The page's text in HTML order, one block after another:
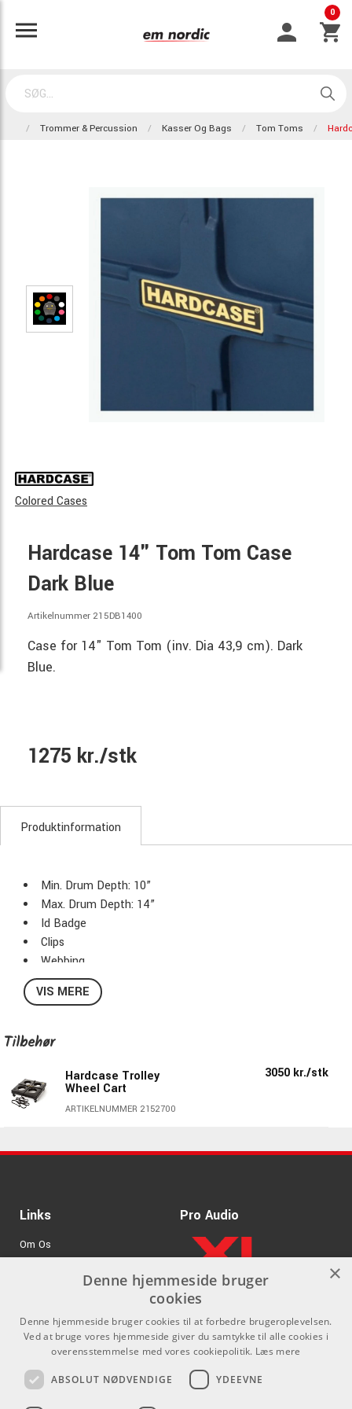
0
Trommer & Percussion Kasser Og Bags Tom Toms
Colored Cases
Hardcase 14" Tom Tom Case
Dark Blue
Artikelnummer 215DB1400
Case for 14" Tom Tom (inv. Dia 43,9 cm). Dark
Blue.
1275 kr./stk
Produktinformation
Min. Drum Depth: 10”
Max. Drum Depth: 14”
Id Badge
Clips
Webbing
Belt Ends
Carry Handle
Foam Pads Protection
VIS MERE
Tilbehør
Hardcase Trolley
Wheel Cart
ARTIKELNUMMER 2152700
3050 kr./stk
Links
Om Os
GDPR & Cookies
Pro Audio
.
Kontakt
Som privatperson kan du ikke
Sociale medier
×
Denne hjemmeside bruger
cookies
Denne hjemmeside bruger cookies til at forbedre brugeroplevelsen.
Ved at bruge vores hjemmeside giver du samtykke til alle cookies i
overensstemmelse med vores cookiepolitik. Læs mere
ABSOLUT NØDVENDIGE YDEEVNE